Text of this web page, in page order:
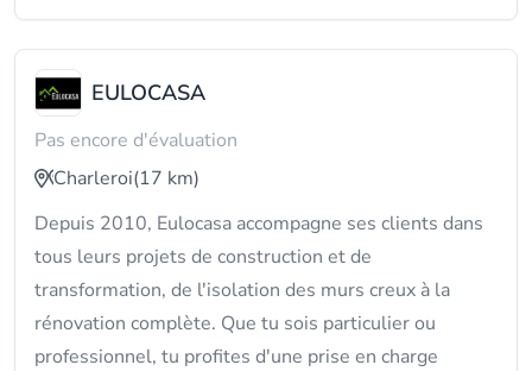
EULOCASA
Pas encore d'évaluation
Charleroi(17 km)
Depuis 2010, Eulocasa accompagne ses clients dans
tous leurs projets de construction et de
transformation, de l'isolation des murs creux à la
rénovation complète. Que tu sois particulier ou
professionnel, tu profites d'une prise en charge